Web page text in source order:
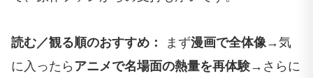
読む／観る順のおすすめ： まず漫画で全体像→気
に入ったら アニメで名場面の熱量を再体験→さらに